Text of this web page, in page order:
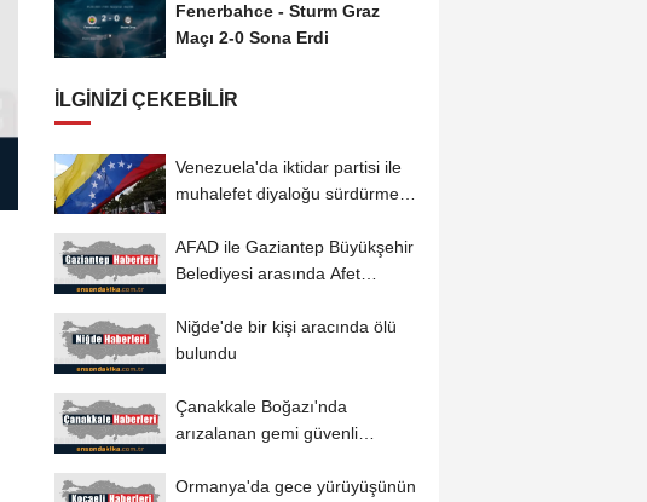
Fenerbahce - Sturm Graz
Maçı 2-0 Sona Erdi
İLGINIZI ÇEKEBILIR
Venezuela'da iktidar partisi ile
muhalefet diyaloğu sürdürme
AFAD ile Gaziantep Büyükşehir
Belediyesi arasında Afet
Niğde'de bir kişi aracında ölü
bulundu
Çanakkale Boğazı'nda
arızalanan gemi güvenli
Ormanya'da gece yürüyüşünün